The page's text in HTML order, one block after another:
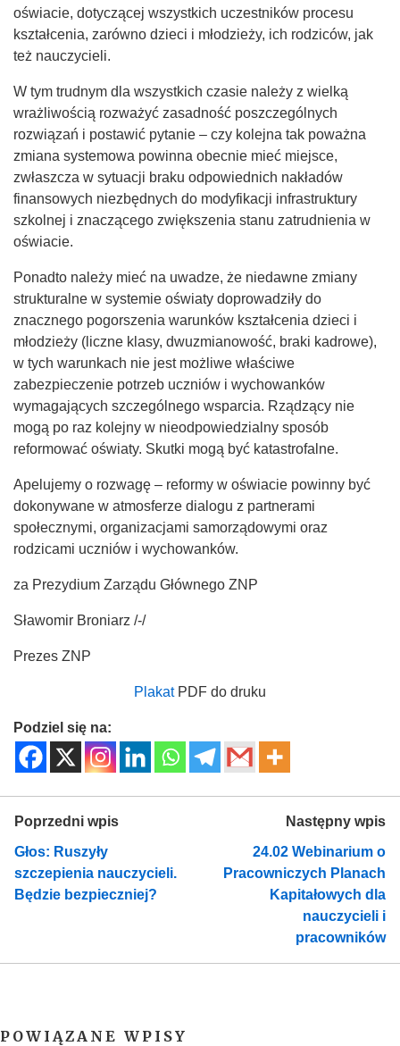
oświacie, dotyczącej wszystkich uczestników procesu
kształcenia, zarówno dzieci i młodzieży, ich rodziców, jak
też nauczycieli.
W tym trudnym dla wszystkich czasie należy z wielką
wrażliwością rozważyć zasadność poszczególnych
rozwiązań i postawić pytanie – czy kolejna tak poważna
zmiana systemowa powinna obecnie mieć miejsce,
zwłaszcza w sytuacji braku odpowiednich nakładów
finansowych niezbędnych do modyfikacji infrastruktury
szkolnej i znaczącego zwiększenia stanu zatrudnienia w
oświacie.
Ponadto należy mieć na uwadze, że niedawne zmiany
strukturalne w systemie oświaty doprowadziły do
znacznego pogorszenia warunków kształcenia dzieci i
młodzieży (liczne klasy, dwuzmianowość, braki kadrowe),
w tych warunkach nie jest możliwe właściwe
zabezpieczenie potrzeb uczniów i wychowanków
wymagających szczególnego wsparcia. Rządzący nie
mogą po raz kolejny w nieodpowiedzialny sposób
reformować oświaty. Skutki mogą być katastrofalne.
Apelujemy o rozwagę – reformy w oświacie powinny być
dokonywane w atmosferze dialogu z partnerami
społecznymi, organizacjami samorządowymi oraz
rodzicami uczniów i wychowanków.
za Prezydium Zarządu Głównego ZNP
Sławomir Broniarz /-/
Prezes ZNP
PlakatPDF do druku
Podziel się na:
Poprzedni wpis
Głos: Ruszyły
szczepienia nauczycieli.
Będzie bezpieczniej?
Następny wpis
24.02 Webinarium o
Pracowniczych Planach
Kapitałowych dla
nauczycieli i
pracowników
POWIĄZANE WPISY